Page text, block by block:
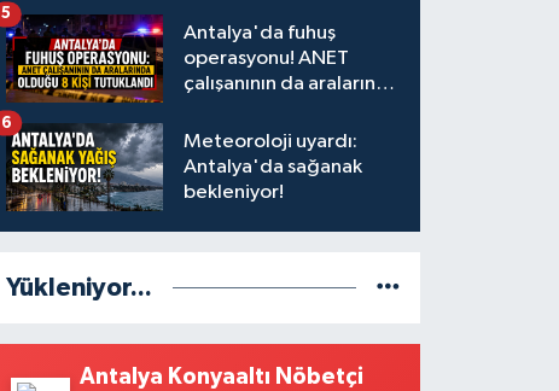
Antalya'da fuhuş
operasyonu! ANET
çalışanının da aralarında
5
Meteoroloji uyardı:
Antalya'da sağanak
bekleniyor!
6
Yükleniyor...
Antalya Konyaaltı Nöbetçi